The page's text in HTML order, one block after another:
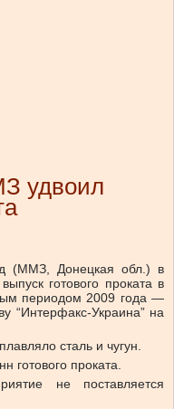
удвоил
(ММЗ, Донецкая обл.) в
готового проката в
периодом 2009 года —
“Интерфакс-Украина” на
сталь и чугун.
готового проката.
не поставляется